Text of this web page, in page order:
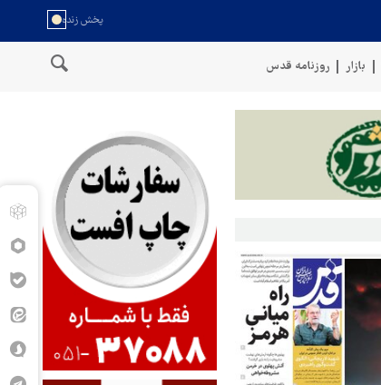
بازار روزنامه قدس
سخنگوی نیروهای مسلح یمن: کشتی نفتی عربستان را با موشک